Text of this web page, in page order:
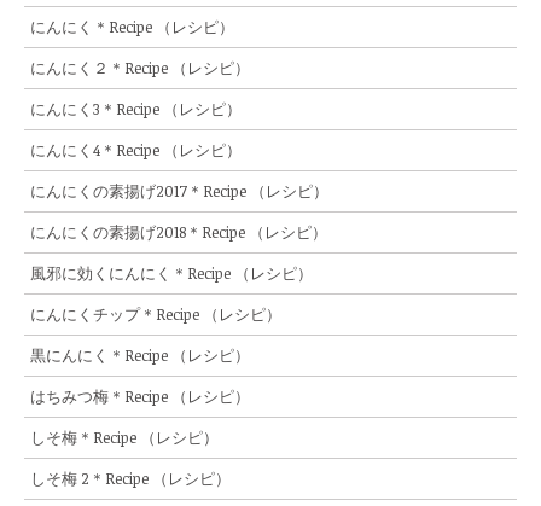
にんにく＊Recipe （レシピ）
にんにく２＊Recipe （レシピ）
にんにく3＊Recipe （レシピ）
にんにく4＊Recipe （レシピ）
にんにくの素揚げ2017＊Recipe （レシピ）
にんにくの素揚げ2018＊Recipe （レシピ）
風邪に効くにんにく＊Recipe （レシピ）
にんにくチップ＊Recipe （レシピ）
黒にんにく＊Recipe （レシピ）
はちみつ梅＊Recipe （レシピ）
しそ梅＊Recipe （レシピ）
しそ梅 2＊Recipe （レシピ）